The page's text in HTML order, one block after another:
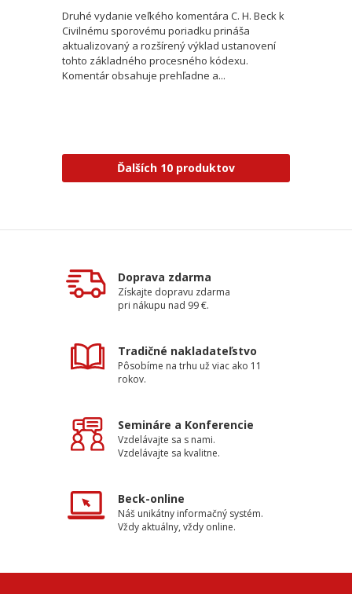
Druhé vydanie veľkého komentára C. H. Beck k
Civilnému sporovému poriadku prináša
aktualizovaný a rozšírený výklad ustanovení
tohto základného procesného kódexu.
Komentár obsahuje prehľadne a...
Ďalších 10 produktov
Doprava zdarma
Získajte dopravu zdarma
pri nákupu nad 99 €.
Tradičné nakladateľstvo
Pôsobíme na trhu už viac ako 11
rokov.
Semináre a Konferencie
Vzdelávajte sa s nami.
Vzdelávajte sa kvalitne.
Beck-online
Náš unikátny informačný systém.
Vždy aktuálny, vždy online.